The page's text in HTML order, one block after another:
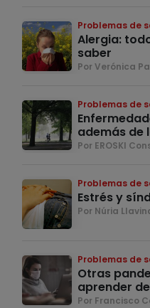
Problemas de
Alergia:
saber
Por Verónica
Problemas de
además de
Por EROSKI
Problemas de
Estrés y
Por Núria
Problemas de
Otras
aprender
Por Francisco